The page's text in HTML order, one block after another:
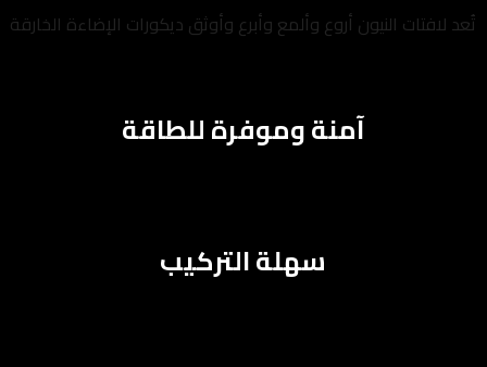
تُعد لافتات النيون أروع وألمع وأبرع وأوثق ديكورات الإضاءة الخارقة
آمنة وموفرة للطاقة
سهلة التركيب